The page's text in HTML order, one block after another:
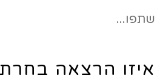
שתפו...
איזו הרצאה